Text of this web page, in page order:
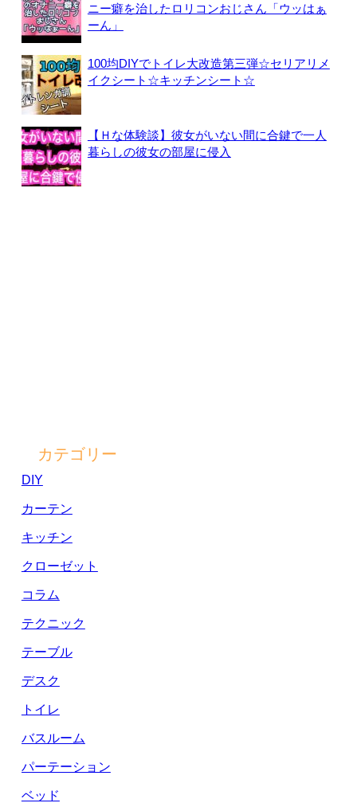
ニー癖を治したロリコンおじさん「ウッはぁ
ーん」
100均DIYでトイレ大改造第三弾☆セリアリメ
イクシート☆キッチンシート☆
【Ｈな体験談】彼女がいない間に合鍵で一人
暮らしの彼女の部屋に侵入
カテゴリー
DIY
カーテン
キッチン
クローゼット
コラム
テクニック
テーブル
デスク
トイレ
バスルーム
パーテーション
ベッド